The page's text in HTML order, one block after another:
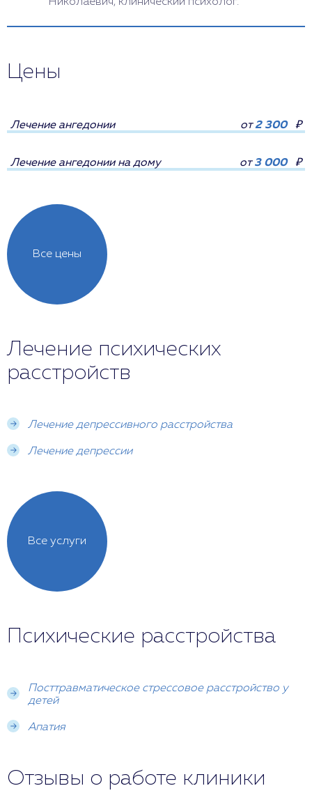
Цены
Все цены
Лечение ангедонии от2 300 ₽
Лечение ангедонии на дому от3 000 ₽
Лечение психических
расстройств
Лечение депрессивного расстройства
Лечение депрессии
Все услуги
Психические расстройства
Посттравматическое стрессовое расстройство у
детей
Апатия
Отзывы о работе клиники